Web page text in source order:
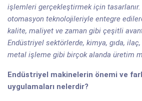
işlemleri gerçekleştirmek için
otomasyon teknolojileriyle entegre
kalite, maliyet ve zaman gibi çeşitli
Endüstriyel sektörlerde, kimya, gıda,
metal işleme gibi birçok alanda üretim
Endüstriyel makinelerin önemi ve
uygulamaları nelerdir?